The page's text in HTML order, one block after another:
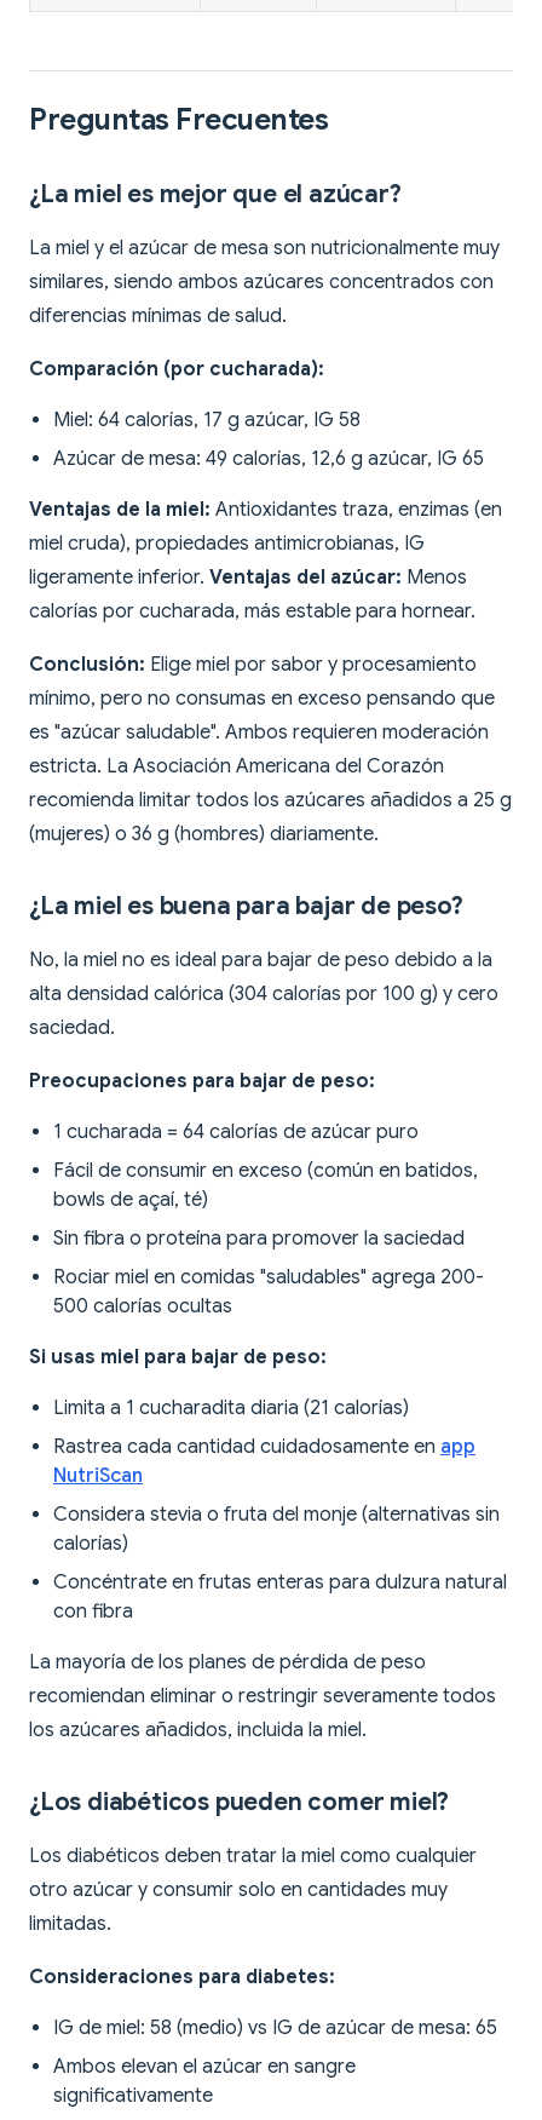
Preguntas Frecuentes
¿La miel es mejor que el azúcar?
La miel y el azúcar de mesa son nutricionalmente muy
similares, siendo ambos azúcares concentrados con
diferencias mínimas de salud.
Comparación (por cucharada):
Miel: 64 calorías, 17 g azúcar, IG 58
Azúcar de mesa: 49 calorías, 12,6 g azúcar, IG 65
Ventajas de la miel: Antioxidantes traza, enzimas (en
miel cruda), propiedades antimicrobianas, IG
ligeramente inferior. Ventajas del azúcar: Menos
calorías por cucharada, más estable para hornear.
Conclusión: Elige miel por sabor y procesamiento
mínimo, pero no consumas en exceso pensando que
es "azúcar saludable". Ambos requieren moderación
estricta. La Asociación Americana del Corazón
recomienda limitar todos los azúcares añadidos a 25 g
(mujeres) o 36 g (hombres) diariamente.
¿La miel es buena para bajar de peso?
No, la miel no es ideal para bajar de peso debido a la
alta densidad calórica (304 calorías por 100 g) y cero
saciedad.
Preocupaciones para bajar de peso:
1 cucharada = 64 calorías de azúcar puro
Fácil de consumir en exceso (común en batidos,
bowls de açaí, té)
Sin fibra o proteína para promover la saciedad
Rociar miel en comidas "saludables" agrega 200-
500 calorías ocultas
Si usas miel para bajar de peso:
Limita a 1 cucharadita diaria (21 calorías)
Rastrea cada cantidad cuidadosamente en app
NutriScan
Considera stevia o fruta del monje (alternativas sin
calorías)
Concéntrate en frutas enteras para dulzura natural
con fibra
La mayoría de los planes de pérdida de peso
recomiendan eliminar o restringir severamente todos
los azúcares añadidos, incluida la miel.
¿Los diabéticos pueden comer miel?
Los diabéticos deben tratar la miel como cualquier
otro azúcar y consumir solo en cantidades muy
limitadas.
Consideraciones para diabetes:
IG de miel: 58 (medio) vs IG de azúcar de mesa: 65
Ambos elevan el azúcar en sangre
significativamente